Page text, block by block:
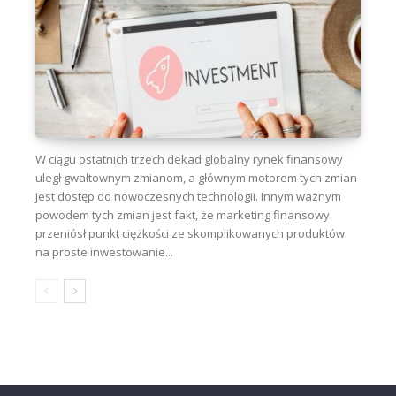
W ciągu ostatnich trzech dekad globalny rynek finansowy
uległ gwałtownym zmianom, a głównym motorem tych zmian
jest dostęp do nowoczesnych technologii. Innym ważnym
powodem tych zmian jest fakt, że marketing finansowy
przeniósł punkt ciężkości ze skomplikowanych produktów
na proste inwestowanie...